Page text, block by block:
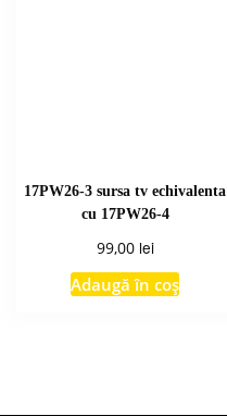
17PW26-3 sursa tv echivalenta
cu 17PW26-4
99,00 lei
Adaugă în coș